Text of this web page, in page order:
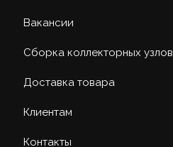
Вакансии
Сборка коллекторных узлов
Доставка товара
Клиентам
Контакты